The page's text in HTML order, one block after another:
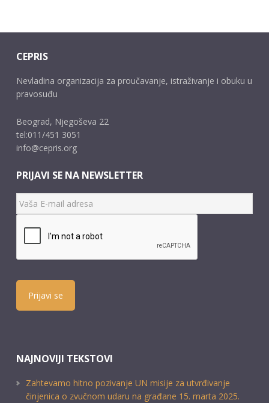
CEPRIS
Nevladina organizacija za proučavanje, istraživanje i obuku u
pravosuđu
Beograd, Njegoševa 22
tel:011/451 3051
info@cepris.org
PRIJAVI SE NA NEWSLETTER
Prijavi se
NAJNOVIJI TEKSTOVI
Zahtevamo hitno pozivanje UN misije za utvrđivanje
činjenica o zvučnom udaru na građane 15. marta 2025.